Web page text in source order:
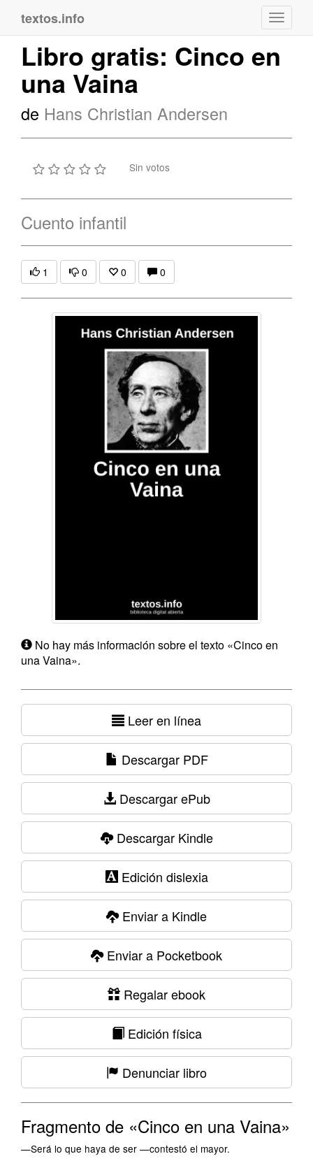
textos.info
Libro gratis: Cinco en
una Vaina
de Hans Christian Andersen
Sin votos
Cuento infantil
1 0 0 0
No hay más información sobre el texto «Cinco en
una Vaina».
Leer en línea
Descargar PDF
Descargar ePub
Descargar Kindle
Edición dislexia
Enviar a Kindle
Enviar a Pocketbook
Regalar ebook
Edición física
Denunciar libro
Fragmento de «Cinco en una Vaina»
—Será lo que haya de ser —contestó el mayor.